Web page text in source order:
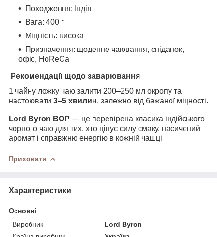
Походження: Індія
Вага: 400 г
Міцність: висока
Призначення: щоденне чаювання, сніданок,
офіс, HoReCa
Рекомендації щодо заварювання
1 чайну ложку чаю залити 200–250 мл окропу та
настоювати 3–5 хвилин, залежно від бажаної міцності.
Lord Byron BOP — це перевірена класика індійського
чорного чаю для тих, хто цінує силу смаку, насичений
аромат і справжню енергію в кожній чашці
Приховати
Характеристики
Основні
Виробник
Lord Byron